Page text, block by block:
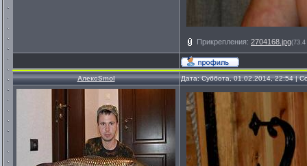
Прикрепления: 2704168.jpg(73.4
АлексSmol Дата: Суббота, 01.02.2014, 22:54 |